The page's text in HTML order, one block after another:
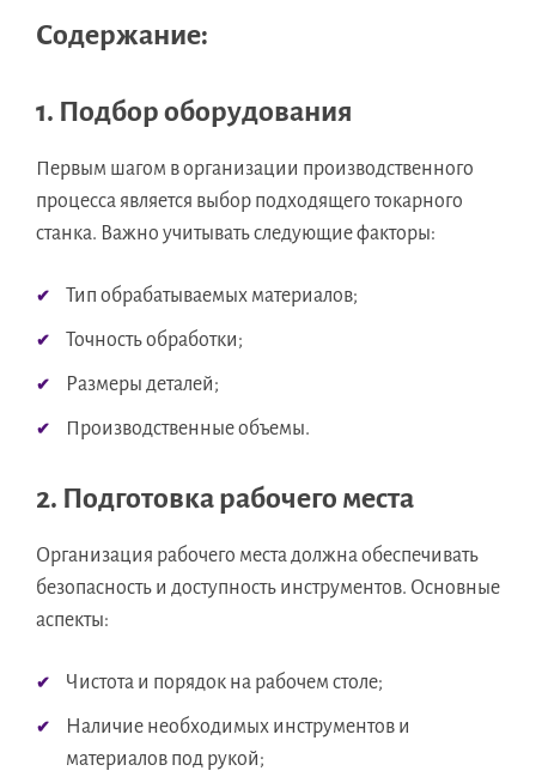
Содержание:
1. Подбор оборудования
Первым шагом в организации производственного
процесса является выбор подходящего токарного
станка. Важно учитывать следующие факторы:
Тип обрабатываемых материалов;
Точность обработки;
Размеры деталей;
Производственные объемы.
2. Подготовка рабочего места
Организация рабочего места должна обеспечивать
безопасность и доступность инструментов. Основные
аспекты:
Чистота и порядок на рабочем столе;
Наличие необходимых инструментов и
материалов под рукой;